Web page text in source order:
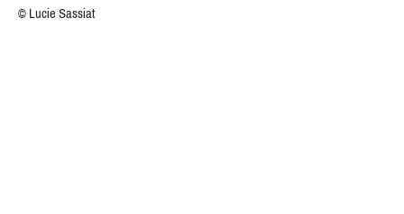
© Lucie Sassiat